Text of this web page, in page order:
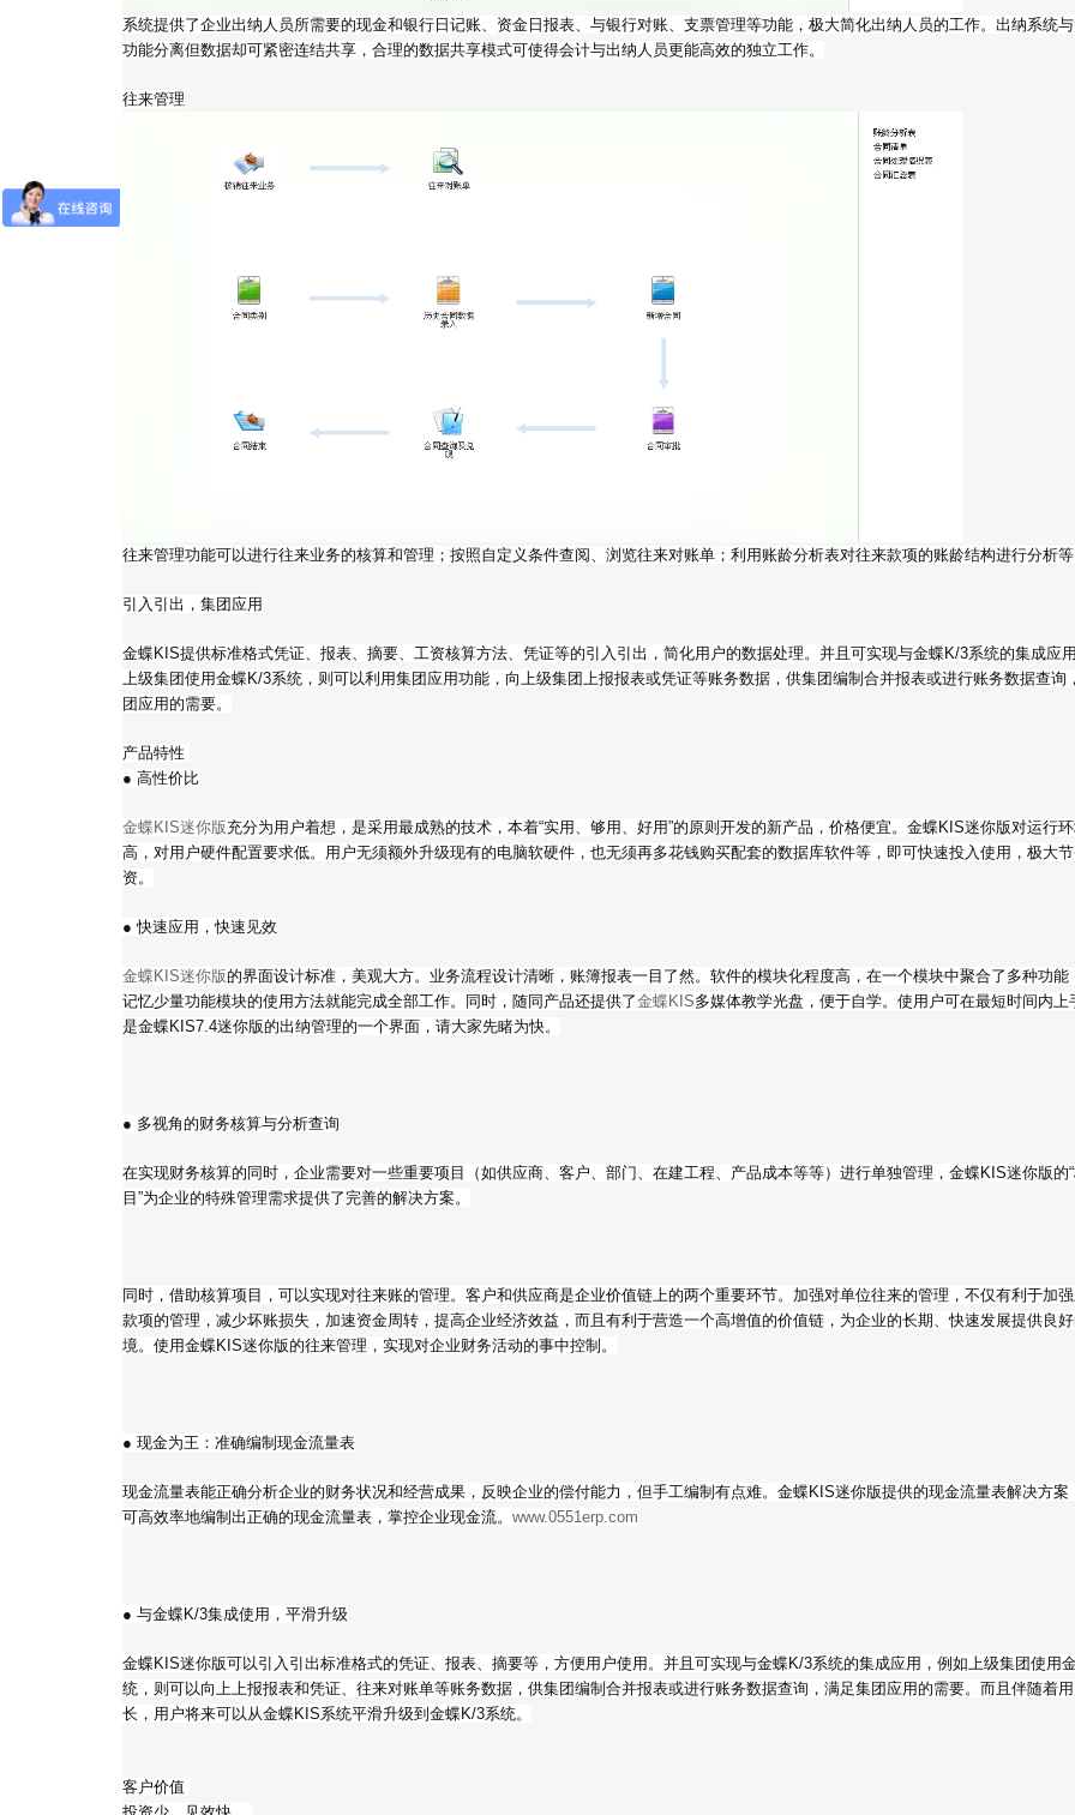
系统提供了企业出纳人员所需要的现金和银行日记账、资金日报表、与银行对账、支票管理等功能，极大简化出纳人员的工作。出纳系统
功能分离但数据却可紧密连结共享，合理的数据共享模式可使得会计与出纳人员更能高效的独立工作。
往来管理
往来管理功能可以进行往来业务的核算和管理；按照自定义条件查阅、浏览往来对账单；利用账龄分析表对往来款项的账龄结构进行分析
引入引出，集团应用
金蝶KIS提供标准格式凭证、报表、摘要、工资核算方法、凭证等的引入引出，简化用户的数据处理。并且可实现与金蝶K/3系统的集成应
上级集团使用金蝶K/3系统，则可以利用集团应用功能，向上级集团上报报表或凭证等账务数据，供集团编制合并报表或进行账务数据查询
团应用的需要。
产品特性
● 高性价比
金蝶KIS迷你版充分为用户着想，是采用最成熟的技术，本着“实用、够用、好用”的原则开发的新产品，价格便宜。金蝶KIS迷你版对运行
高，对用户硬件配置要求低。用户无须额外升级现有的电脑软硬件，也无须再多花钱购买配套的数据库软件等，即可快速投入使用，极大
资。
● 快速应用，快速见效
金蝶KIS迷你版的界面设计标准，美观大方。业务流程设计清晰，账簿报表一目了然。软件的模块化程度高，在一个模块中聚合了多种功能
记忆少量功能模块的使用方法就能完成全部工作。同时，随同产品还提供了金蝶KIS多媒体教学光盘，便于自学。使用户可在最短时间内上
是金蝶KIS7.4迷你版的出纳管理的一个界面，请大家先睹为快。
● 多视角的财务核算与分析查询
在实现财务核算的同时，企业需要对一些重要项目（如供应商、客户、部门、在建工程、产品成本等等）进行单独管理，金蝶KIS迷你版的
目”为企业的特殊管理需求提供了完善的解决方案。
同时，借助核算项目，可以实现对往来账的管理。客户和供应商是企业价值链上的两个重要环节。加强对单位往来的管理，不仅有利于加
款项的管理，减少坏账损失，加速资金周转，提高企业经济效益，而且有利于营造一个高增值的价值链，为企业的长期、快速发展提供良
境。使用金蝶KIS迷你版的往来管理，实现对企业财务活动的事中控制。
● 现金为王：准确编制现金流量表
现金流量表能正确分析企业的财务状况和经营成果，反映企业的偿付能力，但手工编制有点难。金蝶KIS迷你版提供的现金流量表解决方案
可高效率地编制出正确的现金流量表，掌控企业现金流。 www.0551erp.com
● 与金蝶K/3集成使用，平滑升级
金蝶KIS迷你版可以引入引出标准格式的凭证、报表、摘要等，方便用户使用。并且可实现与金蝶K/3系统的集成应用，例如上级集团使用
统，则可以向上上报报表和凭证、往来对账单等账务数据，供集团编制合并报表或进行账务数据查询，满足集团应用的需要。而且伴随着
长，用户将来可以从金蝶KIS系统平滑升级到金蝶K/3系统。
客户价值